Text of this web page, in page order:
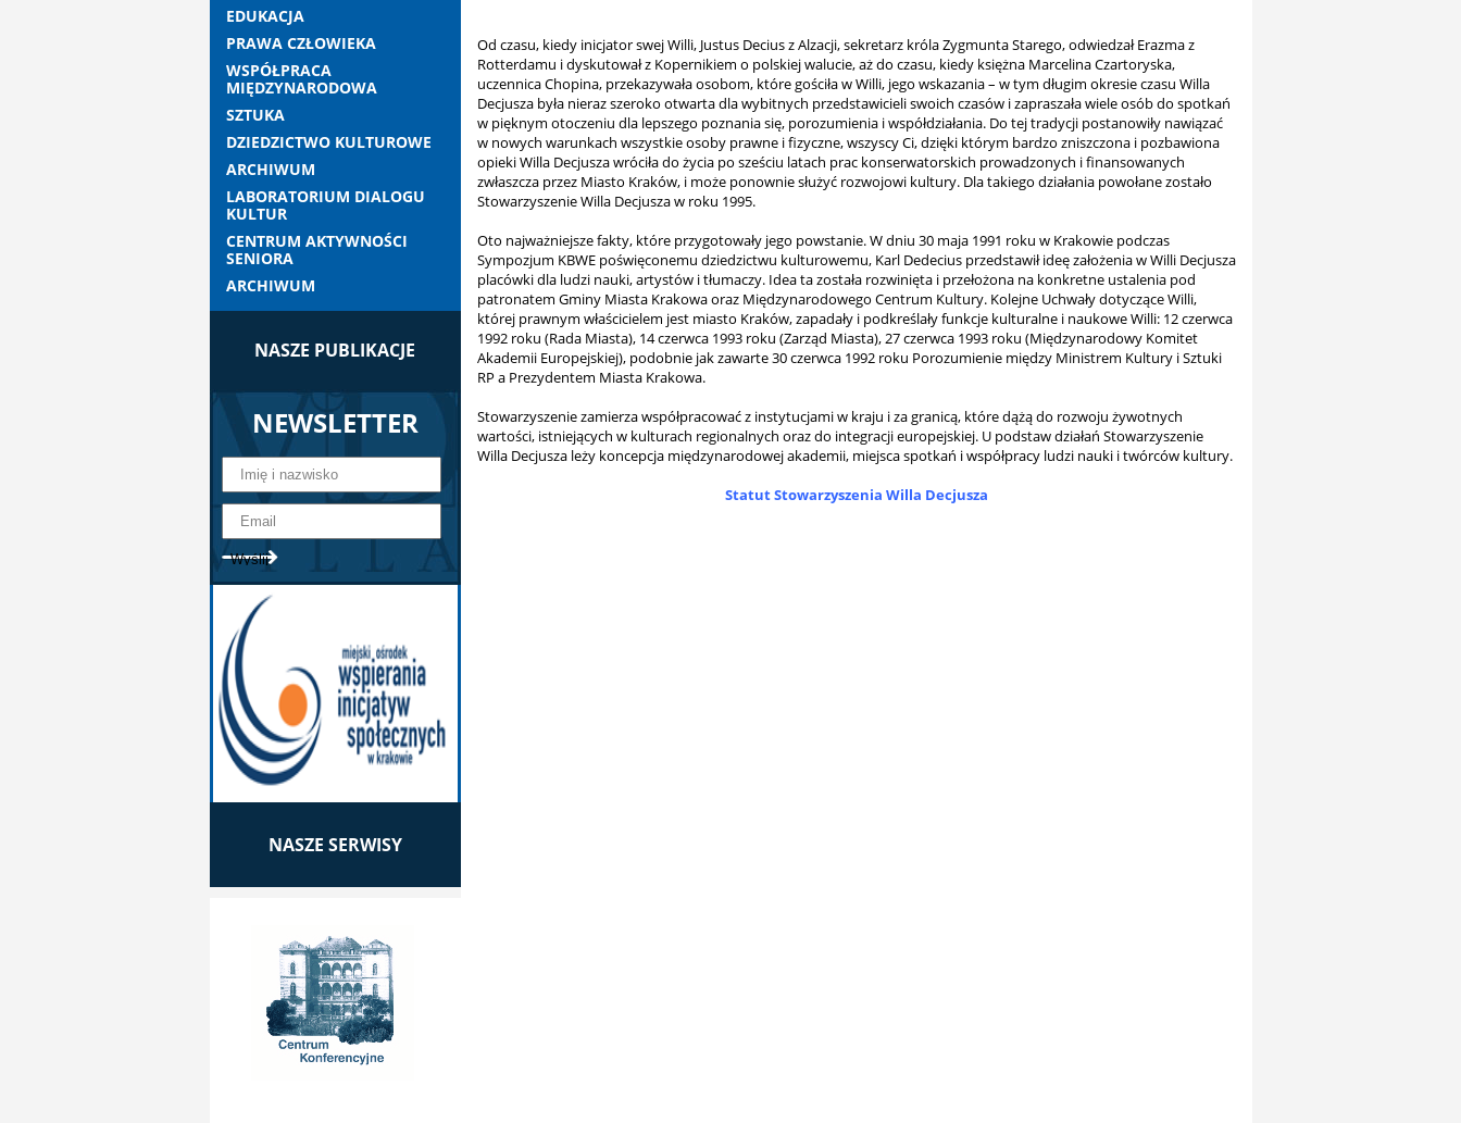
EDUKACJA
PRAWA CZŁOWIEKA
WSPÓŁPRACA
MIĘDZYNARODOWA
SZTUKA
DZIEDZICTWO KULTUROWE
ARCHIWUM
LABORATORIUM DIALOGU
KULTUR
CENTRUM AKTYWNOŚCI
SENIORA
ARCHIWUM
NASZE PUBLIKACJE
NEWSLETTER
NASZE SERWISY
Od czasu, kiedy inicjator swej Willi, Justus Decius z Alzacji, sekretarz króla Zygmunta Starego, odwiedzał Erazma z
Rotterdamu i dyskutował z Kopernikiem o polskiej walucie, aż do czasu, kiedy księżna Marcelina Czartoryska,
uczennica Chopina, przekazywała osobom, które gościła w Willi, jego wskazania – w tym długim okresie czasu Willa
Decjusza była nieraz szeroko otwarta dla wybitnych przedstawicieli swoich czasów i zapraszała wiele osób do spotkań
w pięknym otoczeniu dla lepszego poznania się, porozumienia i współdziałania. Do tej tradycji postanowiły nawiązać
w nowych warunkach wszystkie osoby prawne i fizyczne, wszyscy Ci, dzięki którym bardzo zniszczona i pozbawiona
opieki Willa Decjusza wróciła do życia po sześciu latach prac konserwatorskich prowadzonych i finansowanych
zwłaszcza przez Miasto Kraków, i może ponownie służyć rozwojowi kultury. Dla takiego działania powołane zostało
Stowarzyszenie Willa Decjusza w roku 1995.
Oto najważniejsze fakty, które przygotowały jego powstanie. W dniu 30 maja 1991 roku w Krakowie podczas
Sympozjum KBWE poświęconemu dziedzictwu kulturowemu, Karl Dedecius przedstawił ideę założenia w Willi Decjusza
placówki dla ludzi nauki, artystów i tłumaczy. Idea ta została rozwinięta i przełożona na konkretne ustalenia pod
patronatem Gminy Miasta Krakowa oraz Międzynarodowego Centrum Kultury. Kolejne Uchwały dotyczące Willi,
której prawnym właścicielem jest miasto Kraków, zapadały i podkreślały funkcje kulturalne i naukowe Willi: 12 czerwca
1992 roku (Rada Miasta), 14 czerwca 1993 roku (Zarząd Miasta), 27 czerwca 1993 roku (Międzynarodowy Komitet
Akademii Europejskiej), podobnie jak zawarte 30 czerwca 1992 roku Porozumienie między Ministrem Kultury i Sztuki
RP a Prezydentem Miasta Krakowa.
Stowarzyszenie zamierza współpracować z instytucjami w kraju i za granicą, które dążą do rozwoju żywotnych
wartości, istniejących w kulturach regionalnych oraz do integracji europejskiej. U podstaw działań Stowarzyszenie
Willa Decjusza leży koncepcja międzynarodowej akademii, miejsca spotkań i współpracy ludzi nauki i twórców kultury.
Statut Stowarzyszenia Willa Decjusza